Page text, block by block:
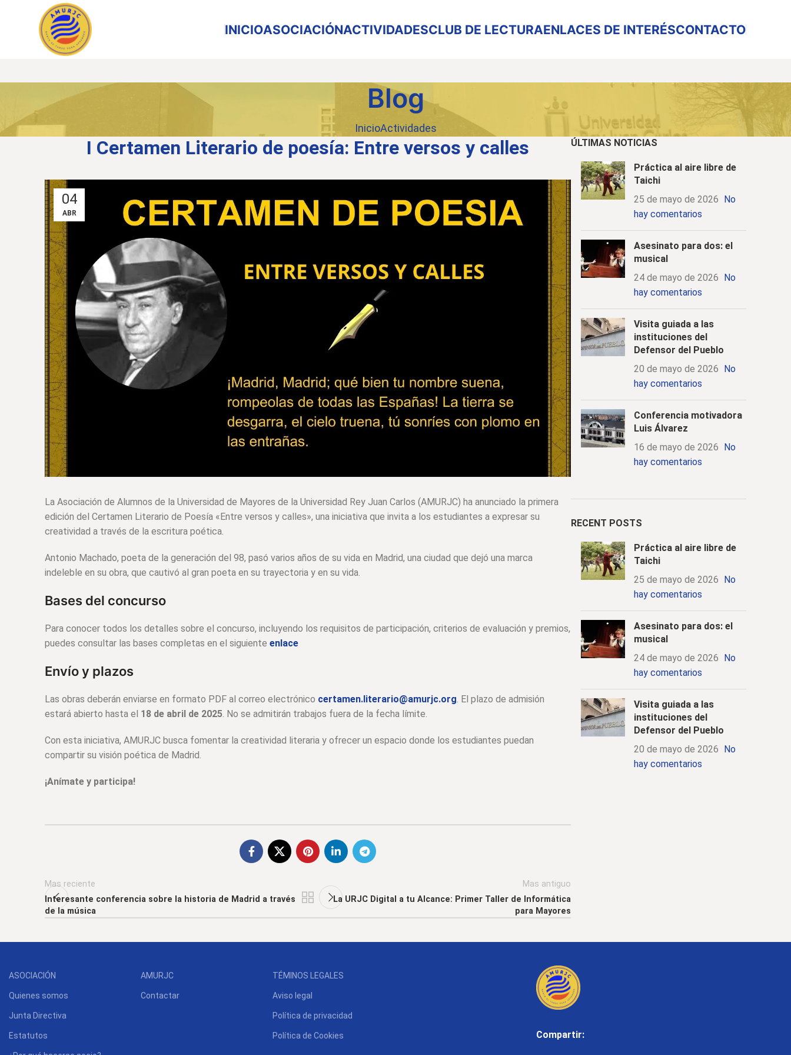
INICIOASOCIACIÓNACTIVIDADESCLUB DE LECTURAENLACES DE INTERÉSCONTACTO
Blog
InicioActividades
I Certamen Literario de poesía: Entre versos y calles
04
ABR
La Asociación de Alumnos de la Universidad de Mayores de la Universidad Rey Juan Carlos (AMURJC) ha anunciado la primera
edición del Certamen Literario de Poesía «Entre versos y calles», una iniciativa que invita a los estudiantes a expresar su
creatividad a través de la escritura poética.
Antonio Machado, poeta de la generación del 98, pasó varios años de su vida en Madrid, una ciudad que dejó una marca
indeleble en su obra, que cautivó al gran poeta en su trayectoria y en su vida.
Bases del concurso
Para conocer todos los detalles sobre el concurso, incluyendo los requisitos de participación, criterios de evaluación y premios,
puedes consultar las bases completas en el siguiente enlace
Envío y plazos
Las obras deberán enviarse en formato PDF al correo electrónico certamen.literario@amurjc.org. El plazo de admisión
estará abierto hasta el 18 de abril de 2025. No se admitirán trabajos fuera de la fecha límite.
Con esta iniciativa, AMURJC busca fomentar la creatividad literaria y ofrecer un espacio donde los estudiantes puedan
compartir su visión poética de Madrid.
¡Anímate y participa!
Mas reciente
Interesante conferencia sobre la historia de Madrid a través
de la música
Mas antiguo
La URJC Digital a tu Alcance: Primer Taller de Informática
para Mayores
ÚLTIMAS NOTICIAS
Práctica al aire libre de
Taichi
25 de mayo de 2026 No
hay comentarios
Asesinato para dos: el
musical
24 de mayo de 2026 No
hay comentarios
Visita guiada a las
instituciones del
Defensor del Pueblo
20 de mayo de 2026 No
hay comentarios
Conferencia motivadora
Luis Álvarez
16 de mayo de 2026 No
hay comentarios
RECENT POSTS
Práctica al aire libre de
Taichi
25 de mayo de 2026 No
hay comentarios
Asesinato para dos: el
musical
24 de mayo de 2026 No
hay comentarios
Visita guiada a las
instituciones del
Defensor del Pueblo
20 de mayo de 2026 No
hay comentarios
ASOCIACIÓN
Quienes somos
Junta Directiva
Estatutos
AMURJC
Contactar
TÉMINOS LEGALES
Aviso legal
Política de privacidad
Política de Cookies Compartir: